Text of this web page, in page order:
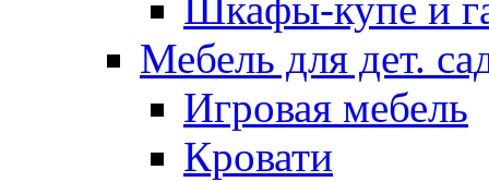
Мебель для дет.
Игровая мебель
Кровати